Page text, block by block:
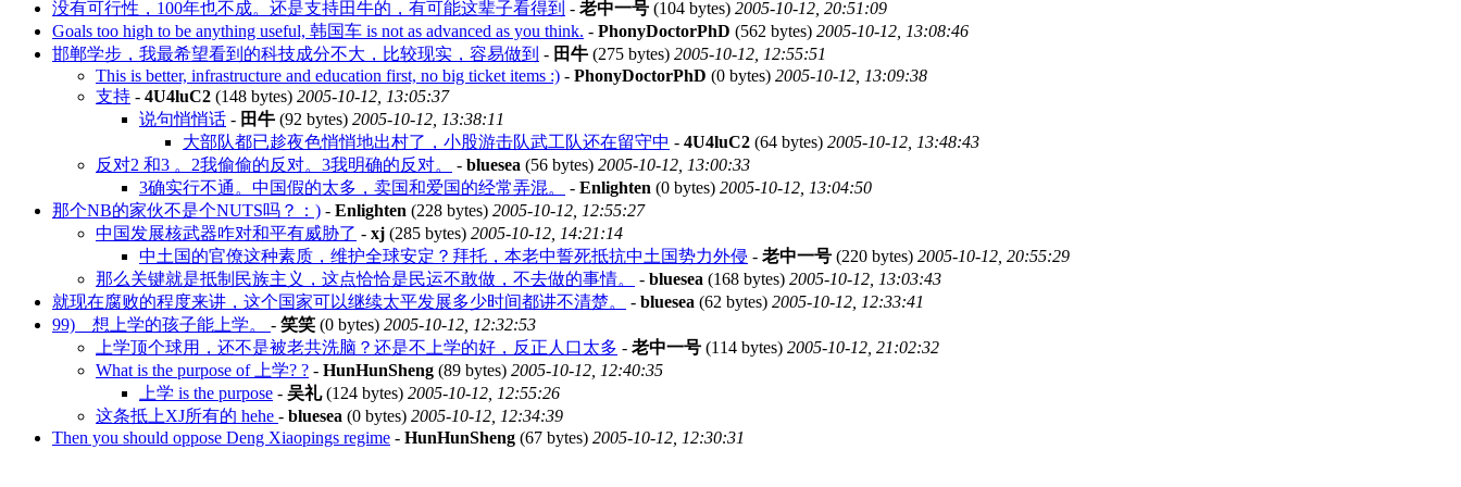
没有可行性，100年也不成。还是支持田牛的，有可能这辈子看得到 - 老中一号 (104 bytes) 2005-10-12, 20:51:09
Goals too high to be anything useful, 韩国车 is not as advanced as you think. - PhonyDoctorPhD (562 bytes) 2005-10-12, 13:08:46
邯郸学步，我最希望看到的科技成分不大，比较现实，容易做到 - 田牛 (275 bytes) 2005-10-12, 12:55:51
This is better, infrastructure and education first, no big ticket items :) - PhonyDoctorPhD (0 bytes) 2005-10-12, 13:09:38
支持 - 4U4luC2 (148 bytes) 2005-10-12, 13:05:37
说句悄悄话 - 田牛 (92 bytes) 2005-10-12, 13:38:11
大部队都已趁夜色悄悄地出村了，小股游击队武工队还在留守中 - 4U4luC2 (64 bytes) 2005-10-12, 13:48:43
反对2 和3 。2我偷偷的反对。3我明确的反对。
- bluesea (56 bytes) 2005-10-12, 13:00:33
3确实行不通。中国假的太多，卖国和爱国的经常弄混。
- Enlighten (0 bytes) 2005-10-12, 13:04:50
那个NB的家伙不是个NUTS吗？：) - Enlighten (228 bytes) 2005-10-12, 12:55:27
中国发展核武器咋对和平有威胁了 - xj (285 bytes) 2005-10-12, 14:21:14
中土国的官僚这种素质，维护全球安定？拜托，本老中誓死抵抗中土国势力外侵 - 老中一号 (220 bytes) 2005-10-12, 20:55:29
那么关键就是抵制民族主义，这点恰恰是民运不敢做，不去做的事情。
- bluesea (168 bytes) 2005-10-12, 13:03:43
就现在腐败的程度来讲，这个国家可以继续太平发展多少时间都讲不清楚。
- bluesea (62 bytes) 2005-10-12, 12:33:41
99) 想上学的孩子能上学。 - 笑笑 (0 bytes) 2005-10-12, 12:32:53
上学顶个球用，还不是被老共洗脑？还是不上学的好，反正人口太多 - 老中一号 (114 bytes) 2005-10-12, 21:02:32
What is the purpose of 上学? ? - HunHunSheng (89 bytes) 2005-10-12, 12:40:35
上学 is the purpose - 吴礼(124 bytes) 2005-10-12, 12:55:26
这条抵上XJ所有的 hehe - bluesea (0 bytes) 2005-10-12, 12:34:39
Then you should oppose Deng Xiaopings regime - HunHunSheng (67 bytes) 2005-10-12, 12:30:31